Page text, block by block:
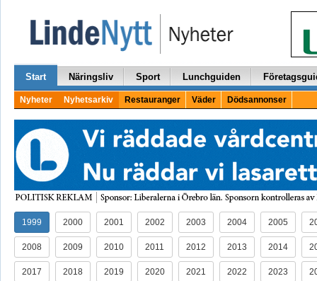
Start Näringsliv Sport Lunchguiden
Nyheter Nyhetsarkiv Restauranger Väder Dödsannonser
1999 2000 2001 2002 2003 2004 2005
2008 2009 2010 2011 2012 2013 2014
2017 2018 2019 2020 2021 2022 2023